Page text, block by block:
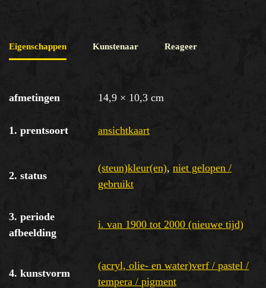
Eigenschappen Kunstenaar Reageer
afmetingen 14,9 × 10,3 cm
1. prentsoort ansichtkaart
2. status
(steun)kleur(en), niet gelopen /
gebruikt
3. periode
afbeelding
i. van 1900 tot 2000 (nieuwe tijd)
4. kunstvorm
(acryl, olie- en water)verf / pastel /
tempera / pigment